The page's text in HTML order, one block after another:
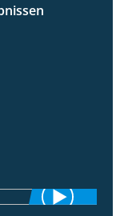
11:01